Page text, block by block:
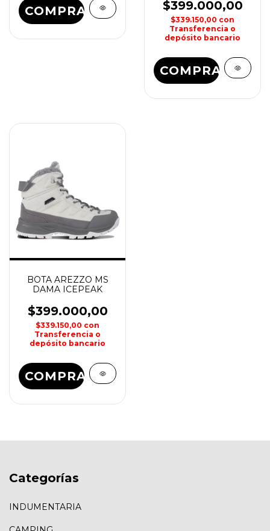
COMPRAR
ICEPEAK
$399.000,00
$339.150,00 con
Transferencia o
depósito bancario
COMPRAR
BOTA AREZZO MS
DAMA ICEPEAK
$399.000,00
$339.150,00 con
Transferencia o
depósito bancario
COMPRAR
Categorías
INDUMENTARIA